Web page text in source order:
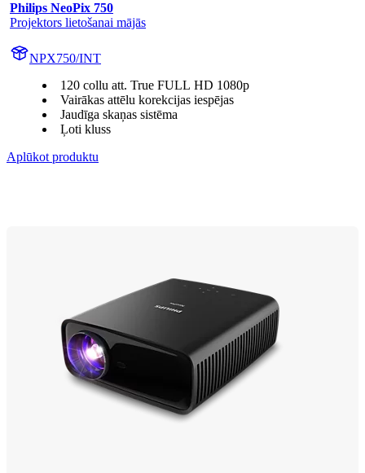
Philips NeoPix 750
Projektors lietošanai mājās
NPX750/INT
120 collu att. True FULL HD 1080p
Vairākas attēlu korekcijas iespējas
Jaudīga skaņas sistēma
Ļoti kluss
Aplūkot produktu